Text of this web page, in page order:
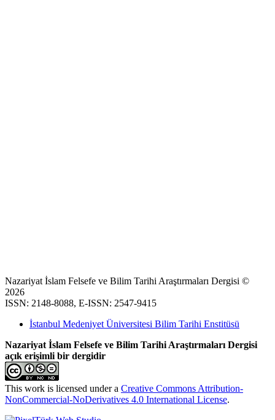
Nazariyat İslam Felsefe ve Bilim Tarihi Araştırmaları Dergisi ©
2026
ISSN: 2148-8088, E-ISSN: 2547-9415
İstanbul Medeniyet Üniversitesi Bilim Tarihi Enstitüsü
Nazariyat İslam Felsefe ve Bilim Tarihi Araştırmaları Dergisi
açık erişimli bir dergidir
This work is licensed under a Creative Commons Attribution-
NonCommercial-NoDerivatives 4.0 International License.